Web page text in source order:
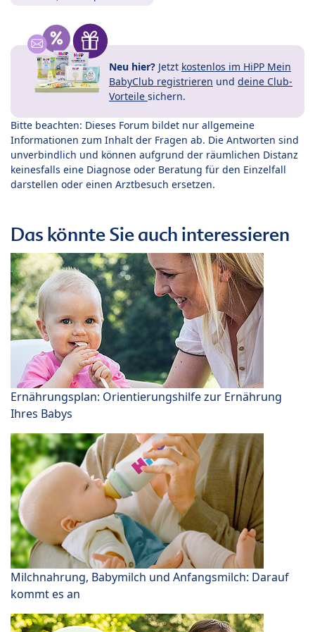
Neu hier? Jetzt kostenlos im HiPP Mein
BabyClub registrieren und deine Club-
Vorteile sichern.
Bitte beachten: Dieses Forum bildet nur allgemeine
Informationen zum Inhalt der Fragen ab. Die Antworten sind
unverbindlich und können aufgrund der räumlichen Distanz
keinesfalls eine Diagnose oder Beratung für den Einzelfall
darstellen oder einen Arztbesuch ersetzen.
Das könnte Sie auch interessieren
Ernährungsplan: Orientierungshilfe zur Ernährung
Ihres Babys
Milchnahrung, Babymilch und Anfangsmilch: Darauf
kommt es an